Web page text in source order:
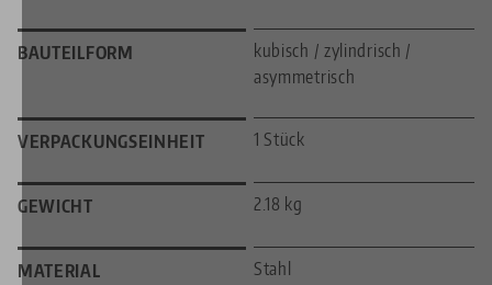
BAUTEILFORM
kubisch / zylindrisch /
asymmetrisch
VERPACKUNGSEINHEIT 1 Stück
GEWICHT 2.18 kg
MATERIAL Stahl